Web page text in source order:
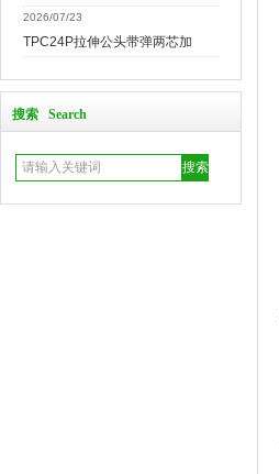
2026/07/23
TPC24P拉伸公头带弹两芯加
搜索 Search